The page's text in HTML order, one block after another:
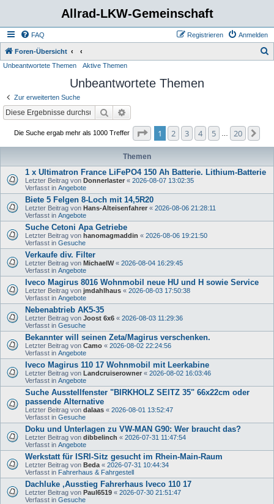
Allrad-LKW-Gemeinschaft
FAQ Anmelden
Registrieren
Foren-Übersicht
Unbeantwortete Themen Aktive Themen
Unbeantwortete Themen
Zur erweiterten Suche
Suche
Die Suche ergab mehr als 1000 Treffer Seite von
1 2 3 4 5 20
Themen
1 x Ultimatron France LiFePO4 150 Ah Batterie. Lithium-Batterie
Letzter Beitrag von Donnerlaster « 2026-08-07 13:02:35
Verfasst in Angebote
Biete 5 Felgen 8-Loch mit 14,5R20
Letzter Beitrag von Hans-Alteisenfahrer « 2026-08-06 21:28:11
Verfasst in Angebote
Suche Cetoni Apa Getriebe
Letzter Beitrag von hanomagmaddin « 2026-08-06 19:21:50
Verfasst in Gesuche
Verkaufe div. Filter
Letzter Beitrag von MichaelW« 2026-08-04 16:29:45
Verfasst in Angebote
Iveco Magirus 8016 Wohnmobil neue HU und H sowie Service
Letzter Beitrag von jmdahlhaus « 2026-08-03 17:50:38
Verfasst in Angebote
Nebenabtrieb AK5-35
Letzter Beitrag von Joost 6x6 « 2026-08-03 11:29:36
Verfasst in Gesuche
Bekannter will seinen Zeta/Magirus verschenken.
Letzter Beitrag von Camo « 2026-08-02 22:24:56
Verfasst in Angebote
Iveco Magirus 110 17 Wohnmobil mit Leerkabine
Letzter Beitrag von Landcruiserowner « 2026-08-02 16:03:46
Verfasst in Angebote
Suche Ausstellfenster "BIRKHOLZ SEITZ 35" 66x22cm oder
passende Alternative
Letzter Beitrag von dalaas « 2026-08-01 13:52:47
Verfasst in Gesuche
Doku und Unterlagen zu VW-MAN G90: Wer braucht das?
Letzter Beitrag von dibbelinch « 2026-07-31 11:47:54
Verfasst in Angebote
Werkstatt für ISRI-Sitz gesucht im Rhein-Main-Raum
Letzter Beitrag von Beda « 2026-07-31 10:44:34
Verfasst in Fahrerhaus & Fahrgestell
Dachluke ,Ausstieg Fahrerhaus Iveco 110 17
Letzter Beitrag von Paul6519 « 2026-07-30 21:51:47
Verfasst in Gesuche